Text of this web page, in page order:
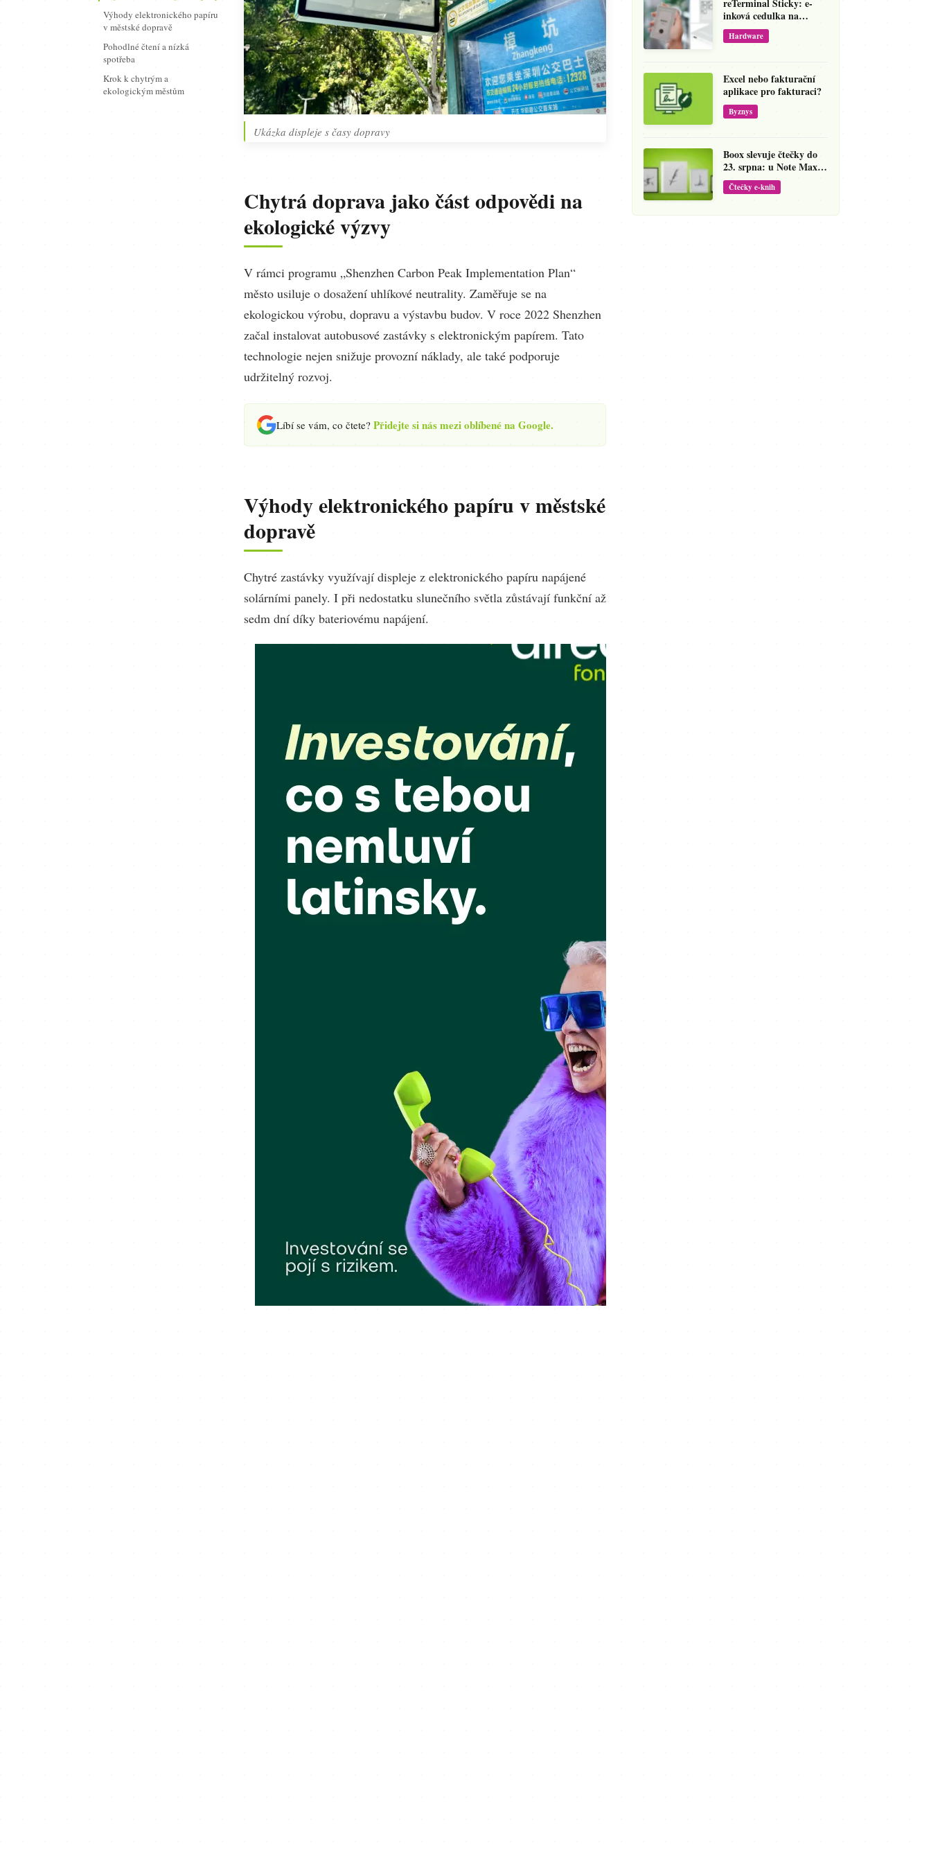
Výhody elektronického papíru
v městské dopravě
Pohodlné čtení a nízká
spotřeba
Krok k chytrým a
ekologickým městům
Ukázka displeje s časy dopravy
Chytrá doprava jako část odpovědi na
ekologické výzvy
V rámci programu „Shenzhen Carbon Peak Implementation Plan“
město usiluje o dosažení uhlíkové neutrality. Zaměřuje se na
ekologickou výrobu, dopravu a výstavbu budov. V roce 2022 Shenzhen
začal instalovat autobusové zastávky s elektronickým papírem. Tato
technologie nejen snižuje provozní náklady, ale také podporuje
udržitelný rozvoj.
Líbí se vám, co čtete? Přidejte si nás mezi oblíbené na Google.
Výhody elektronického papíru v městské
dopravě
Chytré zastávky využívají displeje z elektronického papíru napájené
solárními panely. I při nedostatku slunečního světla zůstávají funkční až
sedm dní díky bateriovému napájení.
reTerminal Sticky: e-
inková cedulka na
ledničku, která přepíše
váš hlas na vzkaz
Hardware
Excel nebo fakturační
aplikace pro fakturaci?
Byznys
Boox slevuje čtečky do
23. srpna: u Note Maxu
jde cena dolů o 138 eur
Čtečky e-knih